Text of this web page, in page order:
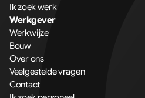
Ik zoek werk
Werkgever
Werkwijze
Bouw
Over ons
Veelgestelde vragen
Contact